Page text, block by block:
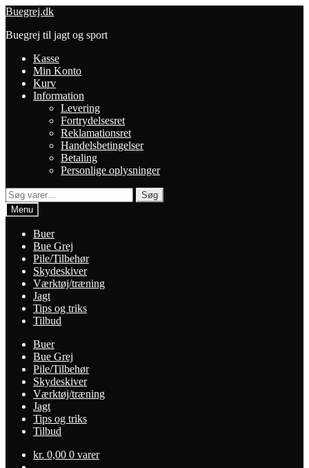
Spring
navigation
Spring
indhold
Buegrej.dk
Buegrej til jagt og sport
Kasse
Min Konto
Kurv
Information
Levering
Fortrydelsesret
Reklamationsret
Handelsbetingelser
Betaling
Personlige oplysninger
Søg
efter:
Søg
Menu
Buer
Bue Grej
Pile/Tilbehør
Skydeskiver
Værktøj/træning
Jagt
Tips og triks
Tilbud
Buer
Bue Grej
Pile/Tilbehør
Skydeskiver
Værktøj/træning
Jagt
Tips og triks
Tilbud
kr. 0,00 0 varer